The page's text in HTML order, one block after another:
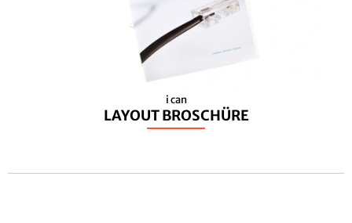
i can
LAYOUT BROSCHÜRE